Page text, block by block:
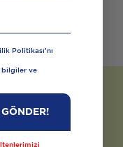
Politikası’nı
bilgiler ve